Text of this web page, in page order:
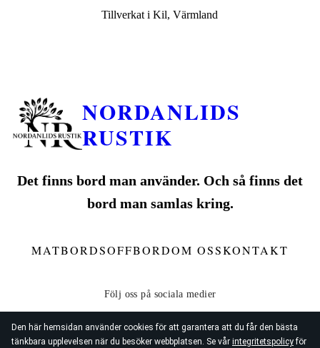
Den här hemsidan använder cookies för att garantera att du får den bästa
tänkbara upplevelsen när du besöker webbplatsen. Se vår integritetspolicyför
Tillverkat i Kil, Värmland
NORDANLIDS
RUSTIK
Det finns bord man använder. Och så finns det
bord man samlas kring.
MATBORDSOFFBORDOM OSSKONTAKT